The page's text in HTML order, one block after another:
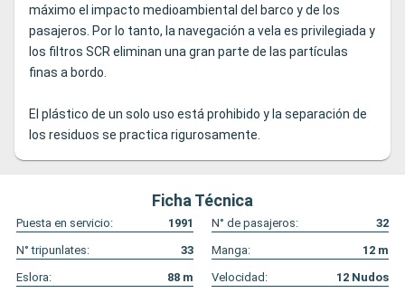
máximo el impacto medioambiental del barco y de los
pasajeros. Por lo tanto, la navegación a vela es privilegiada y
los filtros SCR eliminan una gran parte de las partículas
finas a bordo.
El plástico de un solo uso está prohibido y la separación de
los residuos se practica rigurosamente.
Ficha Técnica
Puesta en servicio: 1991 N° de pasajeros:
32
N° tripunlates:
33 Manga: 12 m
Eslora:
88 m Velocidad: 12 Nudos